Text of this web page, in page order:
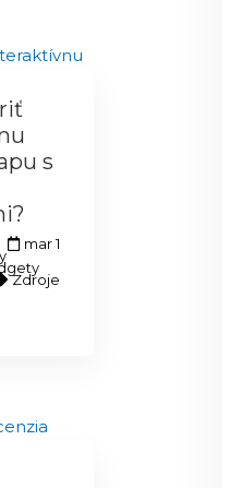
s
mar 1
Zdroje